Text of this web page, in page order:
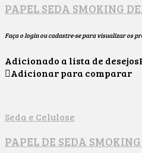
PAPEL SEDA SMOKING
Faça o login ou cadastre-se para visualizar os
Adicionado a lista de desejos
Adicionar para comparar
Seda e Celulose
PAPEL DE SEDA